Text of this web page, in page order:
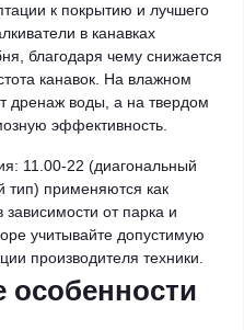
к покрытию и лучшего
в канавках
благодаря чему снижается
канавок. На влажном
дренаж воды, а на твердом
эффективность.
11.00-22 (диагональный
тип) применяются как
от парка и
учитывайте допустимую
производителя техники.
особенности